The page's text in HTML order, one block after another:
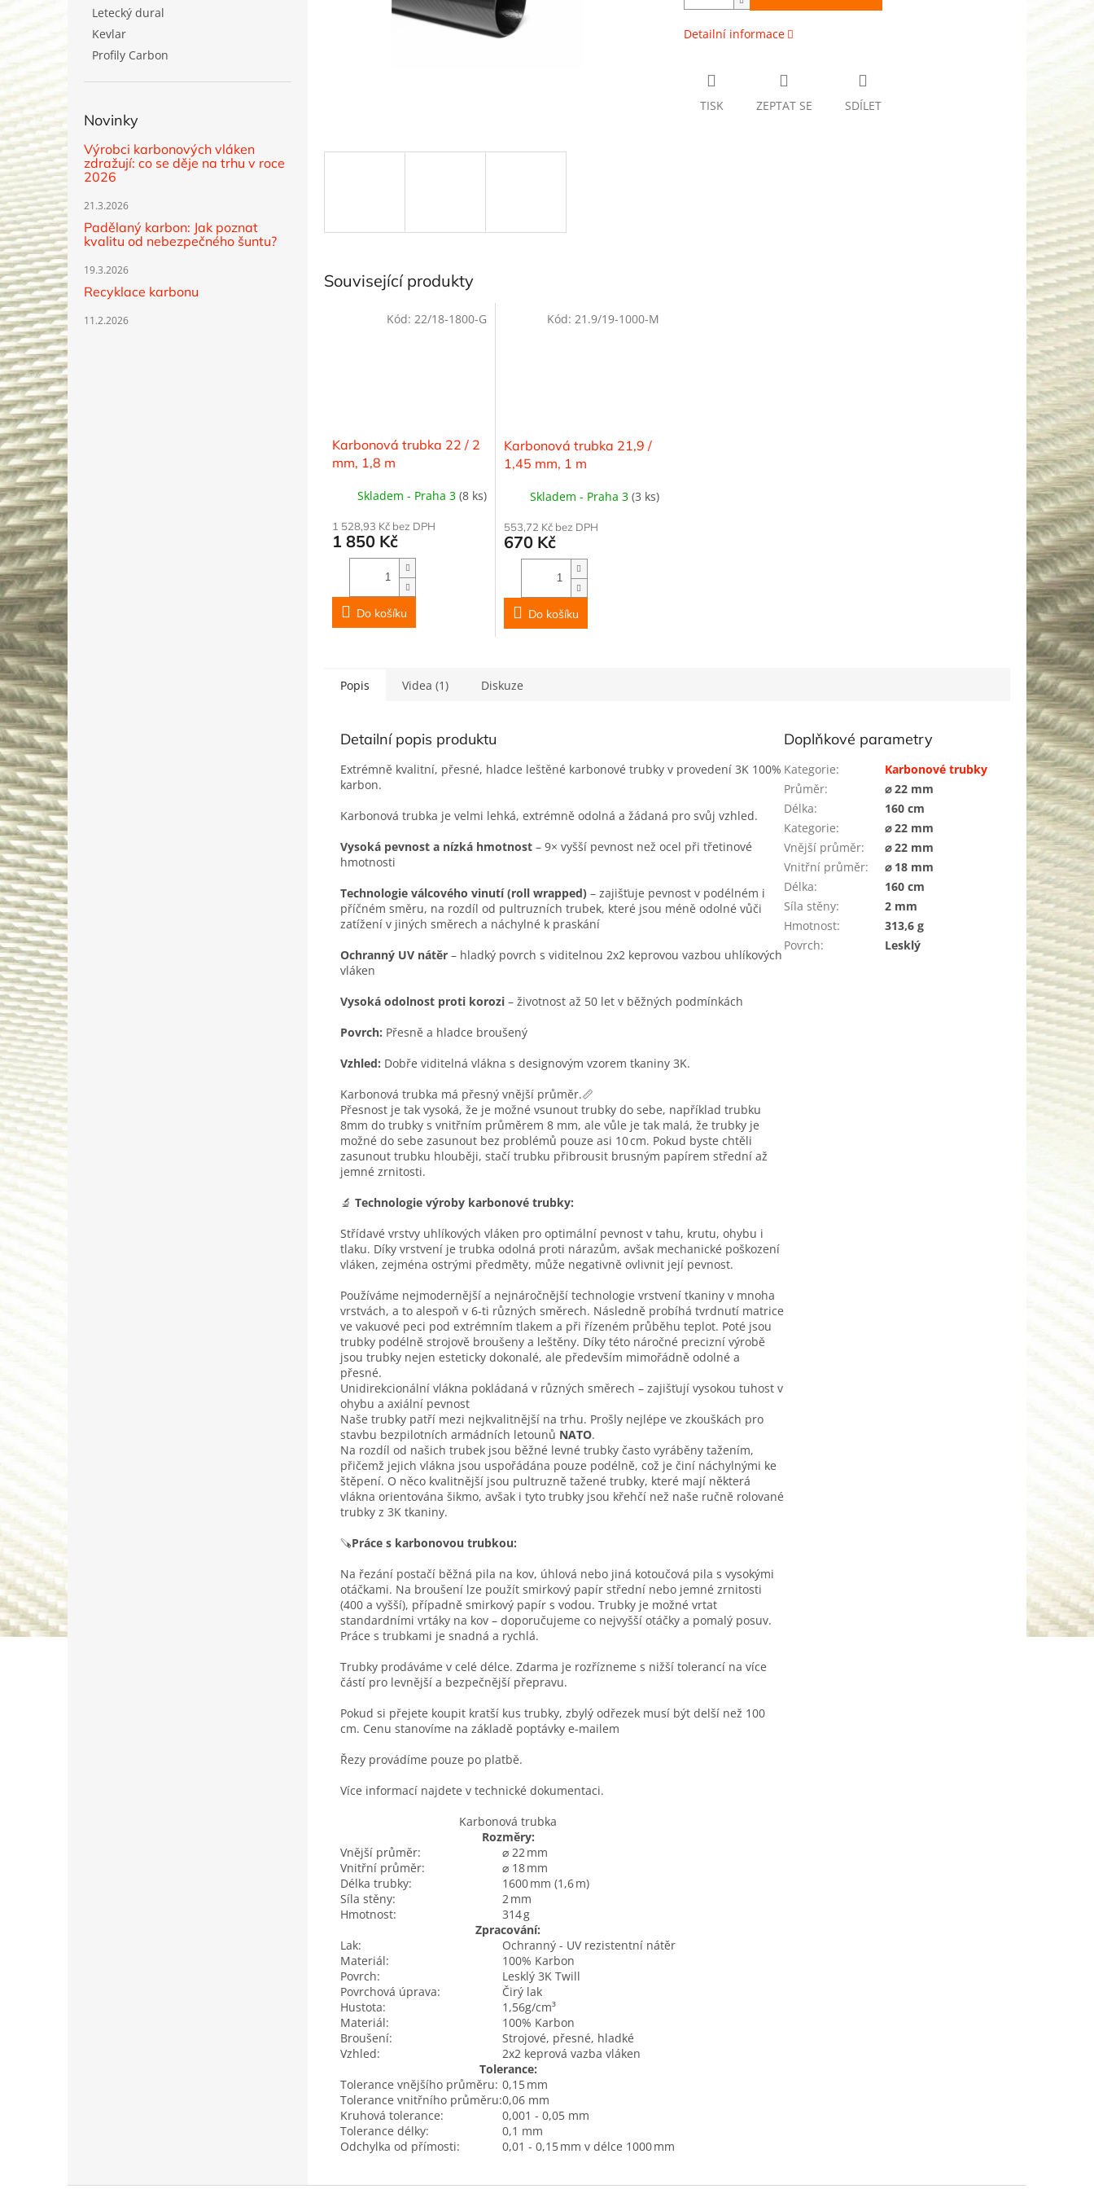
Letecký dural
Kevlar
Profily Carbon
Novinky
Výrobci karbonových vláken
zdražují: co se děje na trhu v roce
2026
21.3.2026
Padělaný karbon: Jak poznat
kvalitu od nebezpečného šuntu?
19.3.2026
Recyklace karbonu
11.2.2026
Detailní informace
TISK ZEPTAT SE SDÍLET
Související produkty
Karbonová trubka 22 / 2
mm, 1,8 m
Skladem - Praha 3 (8 ks)
1 528,93 Kč bez DPH
1 850 Kč
Do košíku
Kód: 22/18-1800-G
Karbonová trubka 21,9 /
1,45 mm, 1 m
Skladem - Praha 3 (3 ks)
553,72 Kč bez DPH
670 Kč
Do košíku
Kód: 21.9/19-1000-M
Popis Videa (1) Diskuze
Detailní popis produktu
Extrémně kvalitní, přesné, hladce leštěné karbonové trubky v provedení 3K 100%
karbon.
Karbonová trubka je velmi lehká, extrémně odolná a žádaná pro svůj vzhled.
Vysoká pevnost a nízká hmotnost – 9× vyšší pevnost než ocel při třetinové
hmotnosti
Technologie válcového vinutí (roll wrapped) – zajišťuje pevnost v podélném i
příčném směru, na rozdíl od pultruzních trubek, které jsou méně odolné vůči
zatížení v jiných směrech a náchylné k praskání
Ochranný UV nátěr – hladký povrch s viditelnou 2x2 keprovou vazbou uhlíkových
vláken
Vysoká odolnost proti korozi – životnost až 50 let v běžných podmínkách
Povrch: Přesně a hladce broušený
Vzhled: Dobře viditelná vlákna s designovým vzorem tkaniny 3K.
Karbonová trubka má přesný vnější průměr.📏
Přesnost je tak vysoká, že je možné vsunout trubky do sebe, například trubku
8mm do trubky s vnitřním průměrem 8 mm, ale vůle je tak malá, že trubky je
možné do sebe zasunout bez problémů pouze asi 10 cm. Pokud byste chtěli
zasunout trubku hlouběji, stačí trubku přibrousit brusným papírem střední až
jemné zrnitosti.
🔬 Technologie výroby karbonové trubky:
Střídavé vrstvy uhlíkových vláken pro optimální pevnost v tahu, krutu, ohybu i
tlaku. Díky vrstvení je trubka odolná proti nárazům, avšak mechanické poškození
vláken, zejména ostrými předměty, může negativně ovlivnit její pevnost.
Používáme nejmodernější a nejnáročnější technologie vrstvení tkaniny v mnoha
vrstvách, a to alespoň v 6-ti různých směrech. Následně probíhá tvrdnutí matrice
ve vakuové peci pod extrémním tlakem a při řízeném průběhu teplot. Poté jsou
trubky podélně strojově broušeny a leštěny. Díky této náročné precizní výrobě
jsou trubky nejen esteticky dokonalé, ale především mimořádně odolné a
přesné.
Unidirekcionální vlákna pokládaná v různých směrech – zajišťují vysokou tuhost v
ohybu a axiální pevnost
Naše trubky patří mezi nejkvalitnější na trhu. Prošly nejlépe ve zkouškách pro
stavbu bezpilotních armádních letounů NATO.
Na rozdíl od našich trubek jsou běžné levné trubky často vyráběny tažením,
přičemž jejich vlákna jsou uspořádána pouze podélně, což je činí náchylnými ke
štěpení. O něco kvalitnější jsou pultruzně tažené trubky, které mají některá
vlákna orientována šikmo, avšak i tyto trubky jsou křehčí než naše ručně rolované
trubky z 3K tkaniny.
🪚Práce s karbonovou trubkou:
Na řezání postačí běžná pila na kov, úhlová nebo jiná kotoučová pila s vysokými
otáčkami. Na broušení lze použít smirkový papír střední nebo jemné zrnitosti
(400 a vyšší), případně smirkový papír s vodou. Trubky je možné vrtat
standardními vrtáky na kov – doporučujeme co nejvyšší otáčky a pomalý posuv.
Práce s trubkami je snadná a rychlá.
Trubky prodáváme v celé délce. Zdarma je rozřízneme s nižší tolerancí na více
částí pro levnější a bezpečnější přepravu.
Pokud si přejete koupit kratší kus trubky, zbylý odřezek musí být delší než 100
cm. Cenu stanovíme na základě poptávky e-mailem
Řezy provádíme pouze po platbě.
Více informací najdete v technické dokumentaci.
Karbonová trubka
Rozměry:
Vnější průměr:
⌀ 22 mm
Vnitřní průměr:
⌀ 18 mm
Délka trubky:
1600 mm (1,6 m)
Síla stěny:
2 mm
Hmotnost:
314 g
Zpracování:
Lak:
Ochranný - UV rezistentní nátěr
Materiál:
100% Karbon
Povrch:
Lesklý 3K Twill
Povrchová úprava:
Čirý lak
Hustota:
1,56g/cm³
Materiál:
100% Karbon
Broušení:
Strojové, přesné, hladké
Vzhled:
2x2 keprová vazba vláken
Tolerance:
Tolerance vnějšího průměru: 0,15 mm
Tolerance vnitřního průměru:0,06 mm
Kruhová tolerance:
0,001 - 0,05 mm
Tolerance délky:
0,1 mm
Odchylka od přímosti:
0,01 - 0,15 mm v délce 1000 mm
Doplňkové parametry
Kategorie:
Karbonové trubky
Průměr:
⌀ 22 mm
Délka:
160 cm
Kategorie:
⌀ 22 mm
Vnější průměr:
⌀ 22 mm
Vnitřní průměr:
⌀ 18 mm
Délka:
160 cm
Síla stěny:
2 mm
Hmotnost:
313,6 g
Povrch: Lesklý